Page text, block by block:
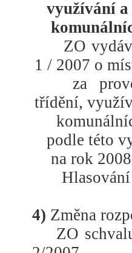
využívání
ZO
1 / 2007 o
za
třídění,
podle této
na rok
4) Změna
ZO